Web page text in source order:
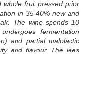
whole fruit pressed prior
in 35-40% new and
The wine spends 10
fermentation
and partial malolactic
and flavour. The lees